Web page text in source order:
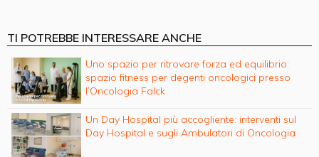
TI POTREBBE INTERESSARE ANCHE
Uno spazio per ritrovare forza ed equilibrio:
spazio fitness per degenti oncologici presso
l’Oncologia Falck
Un Day Hospital più accogliente: interventi sul
Day Hospital e sugli Ambulatori di Oncologia